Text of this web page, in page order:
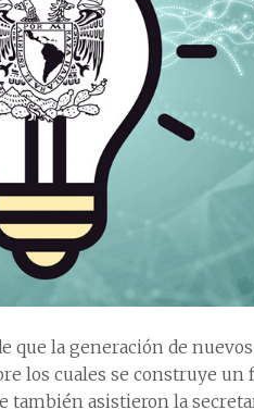
que la generación de
los cuales se construye un
también asistieron la